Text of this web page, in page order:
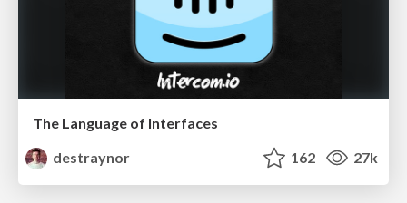
The Language of Interfaces
destraynor
162 27k